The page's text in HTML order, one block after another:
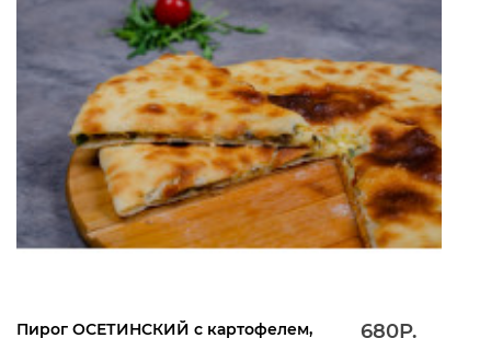
Пирог ОСЕТИНСКИЙ с картофелем,
680Р.